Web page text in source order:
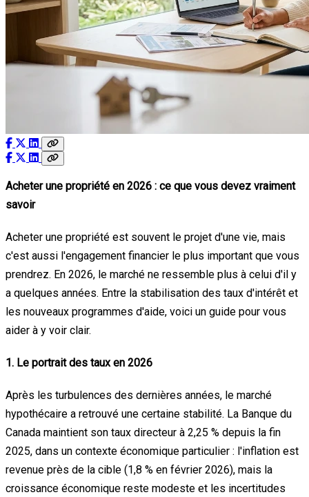
Acheter une propriété en 2026 : ce que vous devez vraiment
savoir
Acheter une propriété est souvent le projet d'une vie, mais
c'est aussi l'engagement financier le plus important que vous
prendrez. En 2026, le marché ne ressemble plus à celui d'il y
a quelques années. Entre la stabilisation des taux d'intérêt et
les nouveaux programmes d'aide, voici un guide pour vous
aider à y voir clair.
1. Le portrait des taux en 2026
Après les turbulences des dernières années, le marché
hypothécaire a retrouvé une certaine stabilité. La Banque du
Canada maintient son taux directeur à 2,25 % depuis la fin
2025, dans un contexte économique particulier : l'inflation est
revenue près de la cible (1,8 % en février 2026), mais la
croissance économique reste modeste et les incertitudes